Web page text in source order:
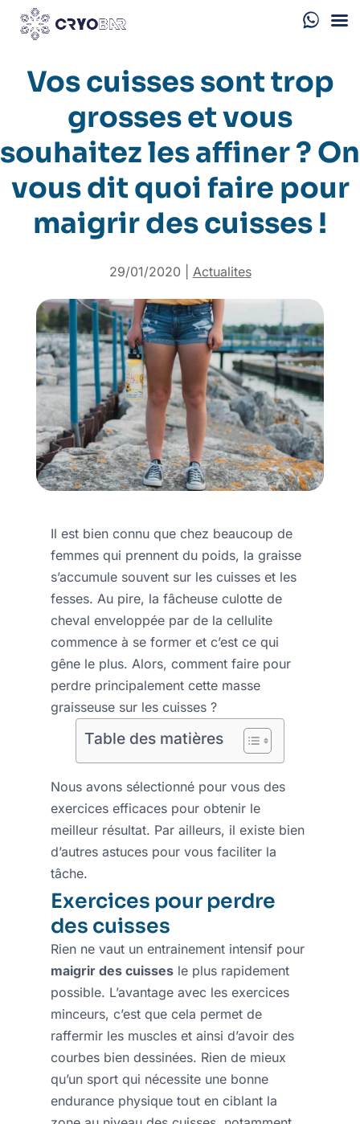
Vos cuisses sont trop
grosses et vous
souhaitez les affiner ? On
vous dit quoi faire pour
maigrir des cuisses !
29/01/2020 Actualites
Il est bien connu que chez beaucoup de
femmes qui prennent du poids, la graisse
s’accumule souvent sur les cuisses et les
fesses. Au pire, la fâcheuse culotte de
cheval enveloppée par de la cellulite
commence à se former et c’est ce qui
gêne le plus. Alors, comment faire pour
perdre principalement cette masse
graisseuse sur les cuisses ?
Table des matières
Nous avons sélectionné pour vous des
exercices efficaces pour obtenir le
meilleur résultat. Par ailleurs, il existe bien
d’autres astuces pour vous faciliter la
tâche.
Exercices pour perdre
des cuisses
Rien ne vaut un entrainement intensif pour
maigrir des cuissesle plus rapidement
possible. L’avantage avec les exercices
minceurs, c’est que cela permet de
raffermir les muscles et ainsi d’avoir des
courbes bien dessinées. Rien de mieux
qu’un sport qui nécessite une bonne
endurance physique tout en ciblant la